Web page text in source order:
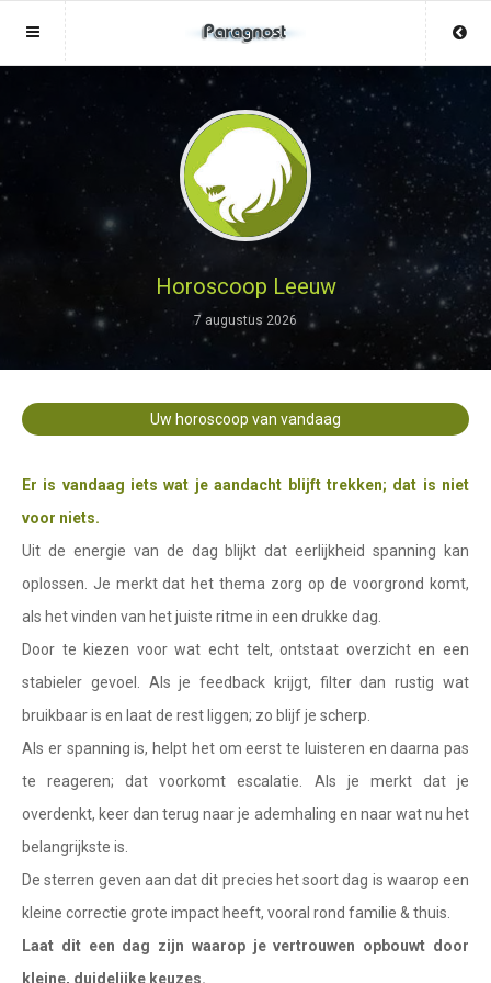
Sluit menu
MENU LIVEWAARZEGSTER.NL
Account
Aanmaken
Wachtwoord
Paragnosten
Vind paragnost
Horoscoop
Waterman
Ram
Kreeft
Leeuw
Weegschaal
Steenbok
UW PARAGNOSTACCOUNT
Login
Aanmaken
Wachtwoord
COPYRIGHT 08 - 2026 MOBIEL V 2.0
Horoscoop Leeuw
7 augustus 2026
Uw horoscoop van vandaag
Er is vandaag iets wat je aandacht blijft trekken; dat is niet
voor niets.
Uit de energie van de dag blijkt dat eerlijkheid spanning kan
oplossen. Je merkt dat het thema zorg op de voorgrond komt,
als het vinden van het juiste ritme in een drukke dag.
Door te kiezen voor wat echt telt, ontstaat overzicht en een
stabieler gevoel. Als je feedback krijgt, filter dan rustig wat
bruikbaar is en laat de rest liggen; zo blijf je scherp.
Als er spanning is, helpt het om eerst te luisteren en daarna pas
te reageren; dat voorkomt escalatie. Als je merkt dat je
overdenkt, keer dan terug naar je ademhaling en naar wat nu het
belangrijkste is.
De sterren geven aan dat dit precies het soort dag is waarop een
kleine correctie grote impact heeft, vooral rond familie & thuis.
Laat dit een dag zijn waarop je vertrouwen opbouwt door
kleine, duidelijke keuzes.